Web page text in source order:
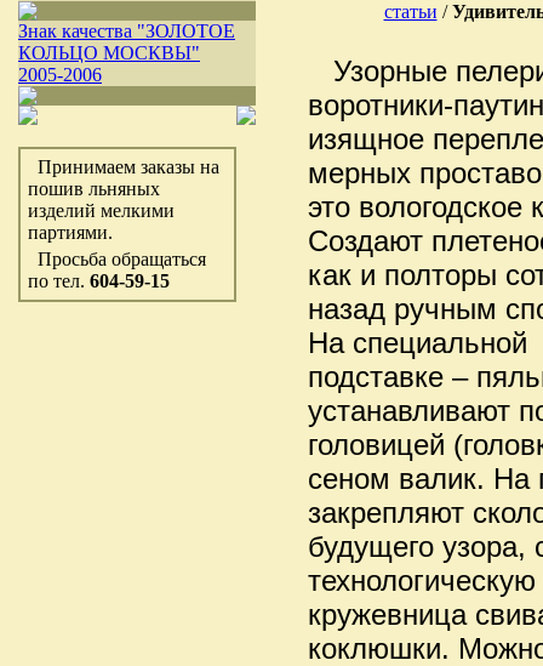
Знак качества "ЗОЛОТОЕ
КОЛЬЦО МОСКВЫ"
2005-2006
Принимаем заказы на
пошив льняных
изделий мелкими
партиями.
Просьба обращаться
по тел. 604-59-15
статьи /
Узорные
воротники-
изящное
мерных
это вологодское
Создают
как и полторы
назад ручным
На специальной
подставке –
устанавливают
головицей
сеном валик. На
закрепляют
будущего узора,
кружевница
коклюшки.